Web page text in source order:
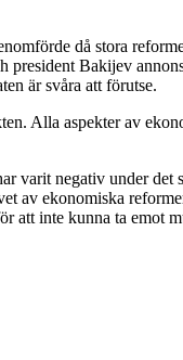
då stora
president Bakijev
är svåra att förutse.
Alla aspekter av
varit negativ under
av ekonomiska
att inte kunna ta emot